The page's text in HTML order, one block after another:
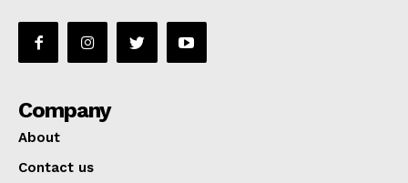
Company
About
Contact us